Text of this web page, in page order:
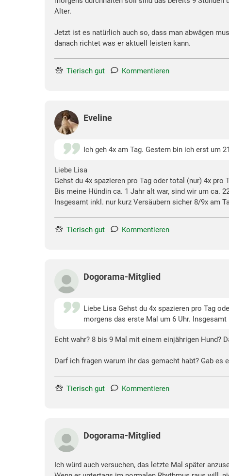
Alter.
Jetzt ist es natürlich auch so, dass man abwägen
danach richtet was er aktuell leisten kann.
Tierisch gut Kommentieren
Eveline
Ich geh 4x am Tag. Gestern bin ich erst um
Liebe Lisa
Gehst du 4x spazieren pro Tag oder total (nur) 4x pro
Bis meine Hündin ca. 1 Jahr alt war, sind wir um ca.
Insgesamt inkl. nur kurz Versäubern sicher 8/9x am
Tierisch gut Kommentieren
Dogorama-Mitglied
Liebe Lisa Gehst du 4x spazieren pro Tag
morgens das erste Mal um 6 Uhr.
Echt wahr? 8 bis 9 Mal mit einem einjährigen Hund?
Darf ich fragen warum ihr das gemacht habt? Gab es
Tierisch gut Kommentieren
Dogorama-Mitglied
Ich würd auch versuchen, das letzte Mal später